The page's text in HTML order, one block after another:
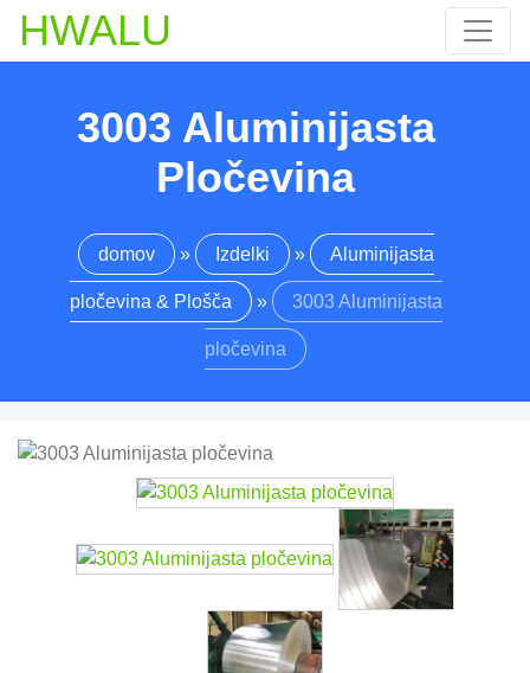
HWALU
3003 Aluminijasta
Pločevina
domov » Izdelki » Aluminijasta
pločevina & Plošča » 3003 Aluminijasta
pločevina